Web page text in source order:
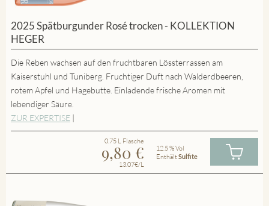
2025 Spätburgunder Rosé trocken - KOLLEKTION
HEGER
Die Reben wachsen auf den fruchtbaren Lössterrassen am
Kaiserstuhl und Tuniberg. Fruchtiger Duft nach Walderdbeeren,
rotem Apfel und Hagebutte. Einladende frische Aromen mit
lebendiger Säure.
ZUR EXPERTISE |
0.75 L Flasche
9,80 €
13.07€/L
12.5 % Vol
EnthältSulfite